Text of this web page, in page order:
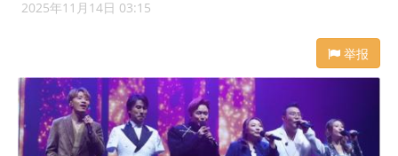
2025年11月14日 03:15
举报